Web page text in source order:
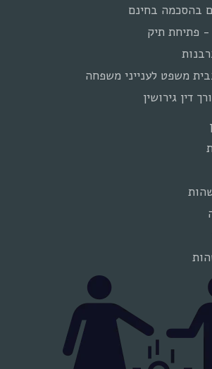
בהסכמה בחינם
- פתיחת תיק
משפט לענייני משפחה
דין גירושין